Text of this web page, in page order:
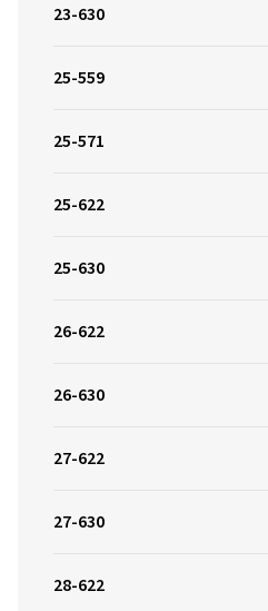
23-630
25-559
25-571
25-622
25-630
26-622
26-630
27-622
27-630
28-622